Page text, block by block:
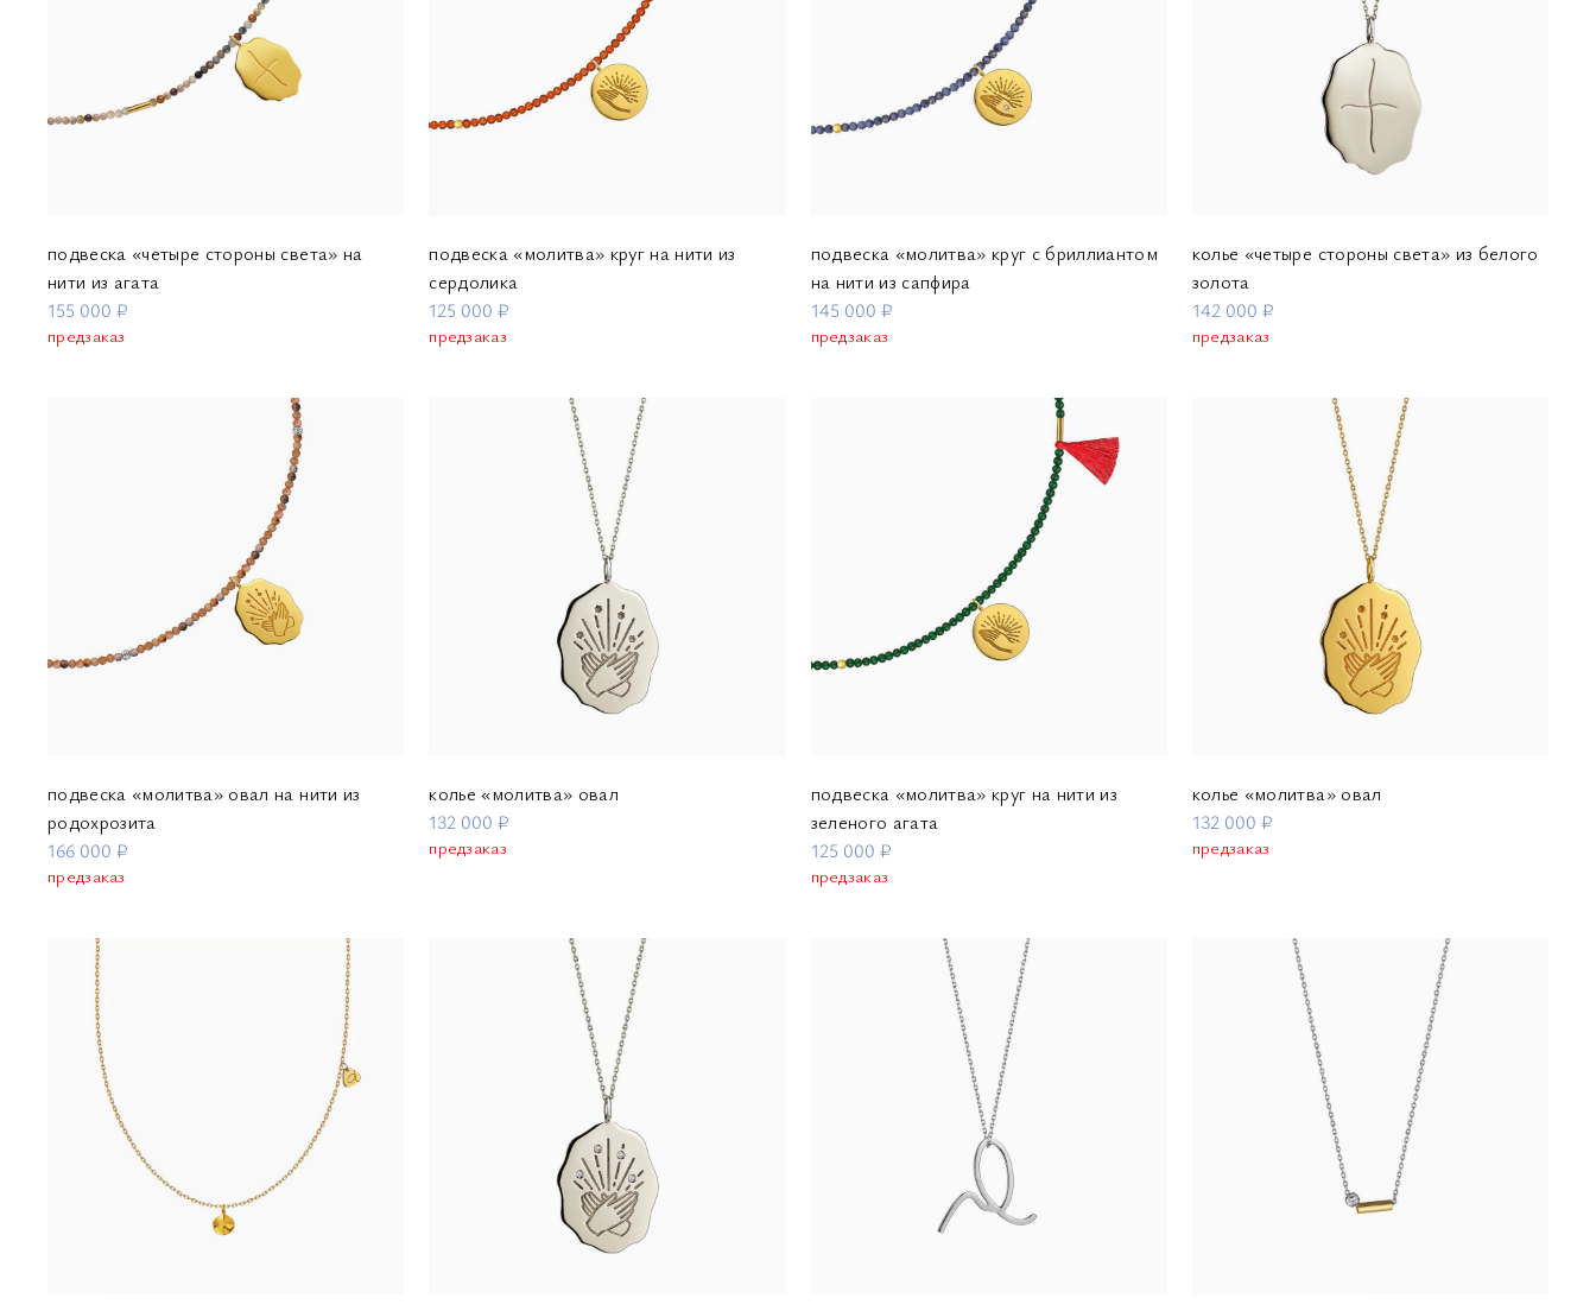
подвеска «четыре стороны света» на
нити из агата
155 000 ₽
предзаказ
подвеска «молитва» круг на нити из
сердолика
125 000 ₽
предзаказ
подвеска «молитва» круг с бриллиантом
на нити из сапфира
145 000 ₽
предзаказ
колье «четыре стороны света» из белого
золота
142 000 ₽
предзаказ
подвеска «молитва» овал на нити из
родохрозита
166 000 ₽
предзаказ
колье «молитва» овал
132 000 ₽
предзаказ
подвеска «молитва» круг на нити из
зеленого агата
125 000 ₽
предзаказ
колье «молитва» овал
132 000 ₽
предзаказ